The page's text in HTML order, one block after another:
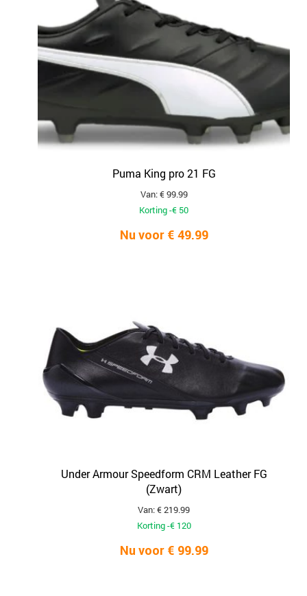
Puma King pro 21 FG
Van: € 99.99
Korting -€ 50
Nu voor € 49.99
Under Armour Speedform CRM Leather FG
(Zwart)
Van: € 219.99
Korting -€ 120
Nu voor € 99.99